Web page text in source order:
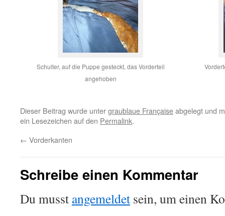
Schulter, auf die Puppe gesteckt, das Vorderteil
angehoben
Dieser Beitrag wurde untergraublaue Françaiseabgelegt und
ein Lesezeichen auf den Permalink.
← Vorderkanten
Schreibe einen Kommentar
Du musst angemeldet sein, um einen